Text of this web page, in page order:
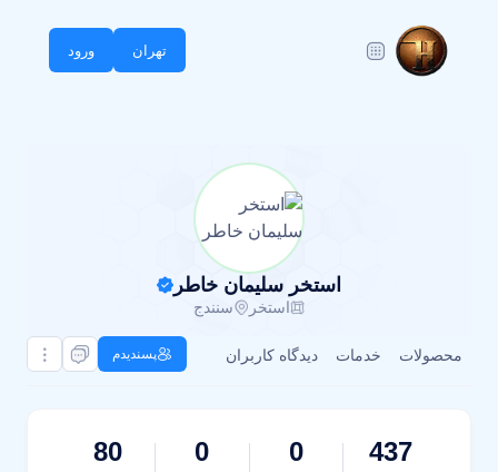
تهران ورود
استخر سلیمان خاطر
استخر سنندج
محصولات خدمات دیدگاه کاربران پسندیدم
437
0
0
80